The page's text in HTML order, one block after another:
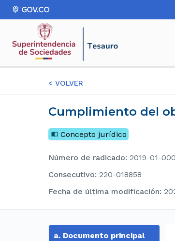
< VOLVER
Cumplimiento del
Concepto jurídico
Número de radicado: 2019-01-
consecutivo: 220-018858
Fecha de última modificación:
a. Documento principal